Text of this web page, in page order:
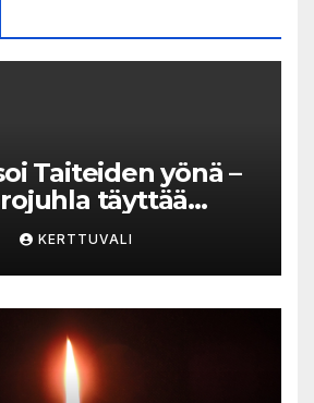
Taiteiden yönä –
täyttää
musiikilla
KERTTUVALI